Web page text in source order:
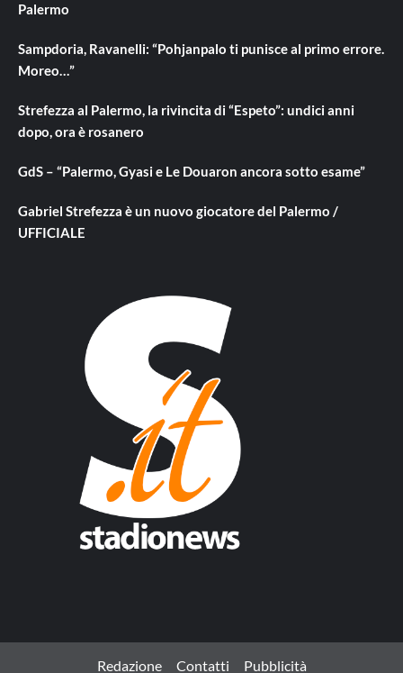
Palermo
Sampdoria, Ravanelli: “Pohjanpalo ti punisce al primo errore.
Moreo…”
Strefezza al Palermo, la rivincita di “Espeto”: undici anni
dopo, ora è rosanero
GdS – “Palermo, Gyasi e Le Douaron ancora sotto esame”
Gabriel Strefezza è un nuovo giocatore del Palermo /
UFFICIALE
Redazione Contatti Pubblicità